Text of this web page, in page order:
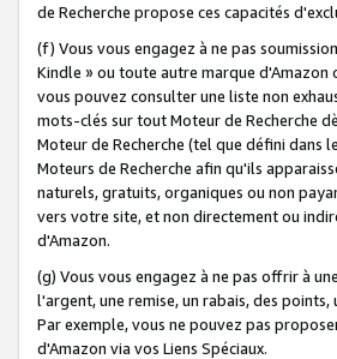
de Recherche propose ces capacités
(f) Vous vous engagez à ne pas
Kindle » ou toute autre marque
vous pouvez consulter une liste non
mots-clés sur tout Moteur de Recherche
Moteur de Recherche (tel que défini dans le
Moteurs de Recherche afin qu'ils
naturels, gratuits, organiques ou non
vers votre site, et non directement ou
d'Amazon.
(g) Vous vous engagez à ne pas offrir à
l'argent, une remise, un rabais, des
Par exemple, vous ne pouvez pas
d'Amazon via vos Liens Spéciaux.